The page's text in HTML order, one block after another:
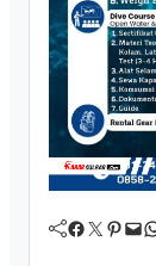
Facebook Twitter Pinterest Mail WhatsApp